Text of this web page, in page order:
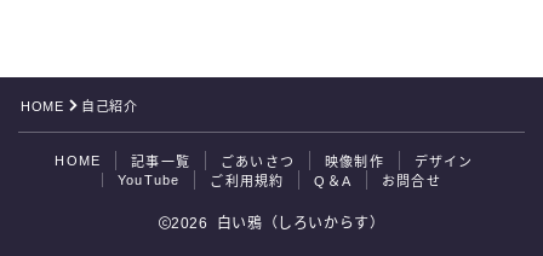
HOME 自己紹介
HOME 記事一覧 ごあいさつ 映像制作
デザイン
YouTube
ご利用規約 Q＆A お問合せ
2026 白い鴉（しろいからす）